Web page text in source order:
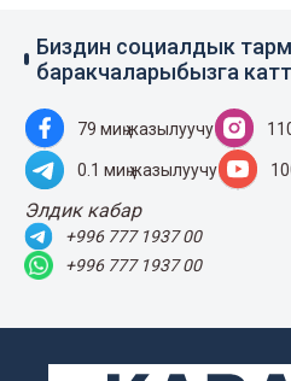
Биздин социалдык
баракчаларыбызга
79 миң жазылуучу
0.1 миң жазылуучу
Элдик кабар
+996 777 1937 00
+996 777 1937 00